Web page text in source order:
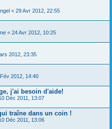
« 29 Avr 2012, 22:55
« 24 Avr 2012, 10:25
2012, 23:35
2012, 14:40
j'ai besoin d'aide!
Déc 2011, 13:07
traîne dans un coin !
Déc 2011, 13:06